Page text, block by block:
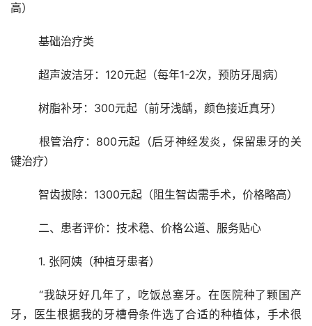
高）
	基础治疗类
	超声波洁牙：120元起（每年1-2次，预防牙周病）
	树脂补牙：300元起（前牙浅龋，颜色接近真牙）
键治疗）
	智齿拔除：1300元起（阻生智齿需手术，价格略高）
	二、患者评价：技术稳、价格公道、服务贴心
	1. 张阿姨（种植牙患者）
牙，医生根据我的牙槽骨条件选了合适的种植体，手术很